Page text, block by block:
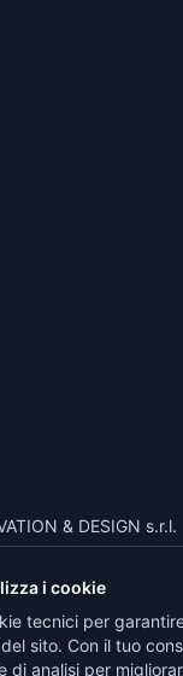
& DESIGN s.r.l.
i cookie
tecnici per
sito. Con il tuo
di analisi per